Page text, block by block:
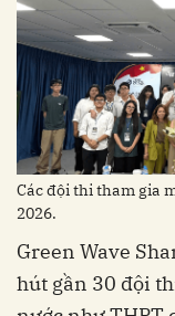
Các đội thi tham gia
2026.
Green Wave
hút gần 30 đội